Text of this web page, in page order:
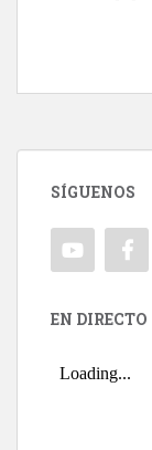
SÍGUENOS
EN DIRECTO